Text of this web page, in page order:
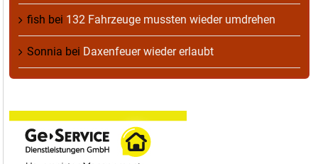
fish bei 132 Fahrzeuge mussten wieder umdrehen
Sonnia bei Daxenfeuer wieder erlaubt